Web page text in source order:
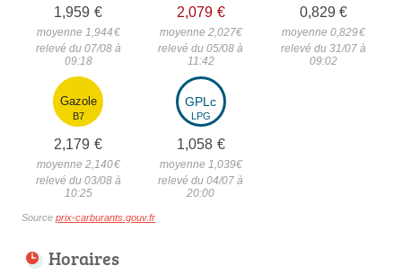
1,959 €
moyenne 1,944€
relevé du 07/08 à
09:18
2,079 €
moyenne 2,027€
relevé du 05/08 à
11:42
0,829 €
moyenne 0,829€
relevé du 31/07 à
09:02
Gazole
B7
2,179 €
moyenne 2,140€
relevé du 03/08 à
10:25
GPLc
LPG
1,058 €
moyenne 1,039€
relevé du 04/07 à
20:00
Source prix-carburants.gouv.fr
Horaires